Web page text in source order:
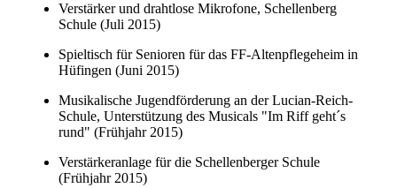
Verstärker und drahtlose Mikrofone, Schellenberg
Schule (Juli 2015)
Spieltisch für Senioren für das FF-Altenpflegeheim in
Hüfingen (Juni 2015)
Musikalische Jugendförderung an der Lucian-Reich-
Schule, Unterstützung des Musicals "Im Riff geht´s
rund" (Frühjahr 2015)
Verstärkeranlage für die Schellenberger Schule
(Frühjahr 2015)